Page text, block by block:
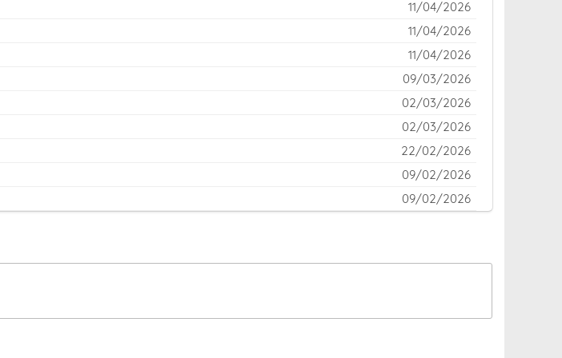
11/04/2026
11/04/2026
11/04/2026
09/03/2026
02/03/2026
02/03/2026
22/02/2026
09/02/2026
09/02/2026
28/12/2025